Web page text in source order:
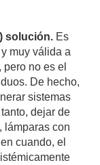
solución. Es
muy válida a
no es el
De hecho,
sistemas
dejar de
lámparas con
cuando, el